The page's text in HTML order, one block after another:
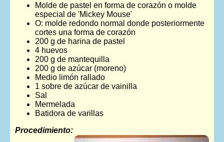
Molde de pastel en forma de corazón o molde
especial de 'Mickey Mouse'
O: molde redondo normal donde posteriormente
cortes una forma de corazón
200 g de harina de pastel
4 huevos
200 g de mantequilla
200 g de azúcar (moreno)
Medio limón rallado
1 sobre de azúcar de vainilla
Sal
Mermelada
Batidora de varillas
Procedimiento: